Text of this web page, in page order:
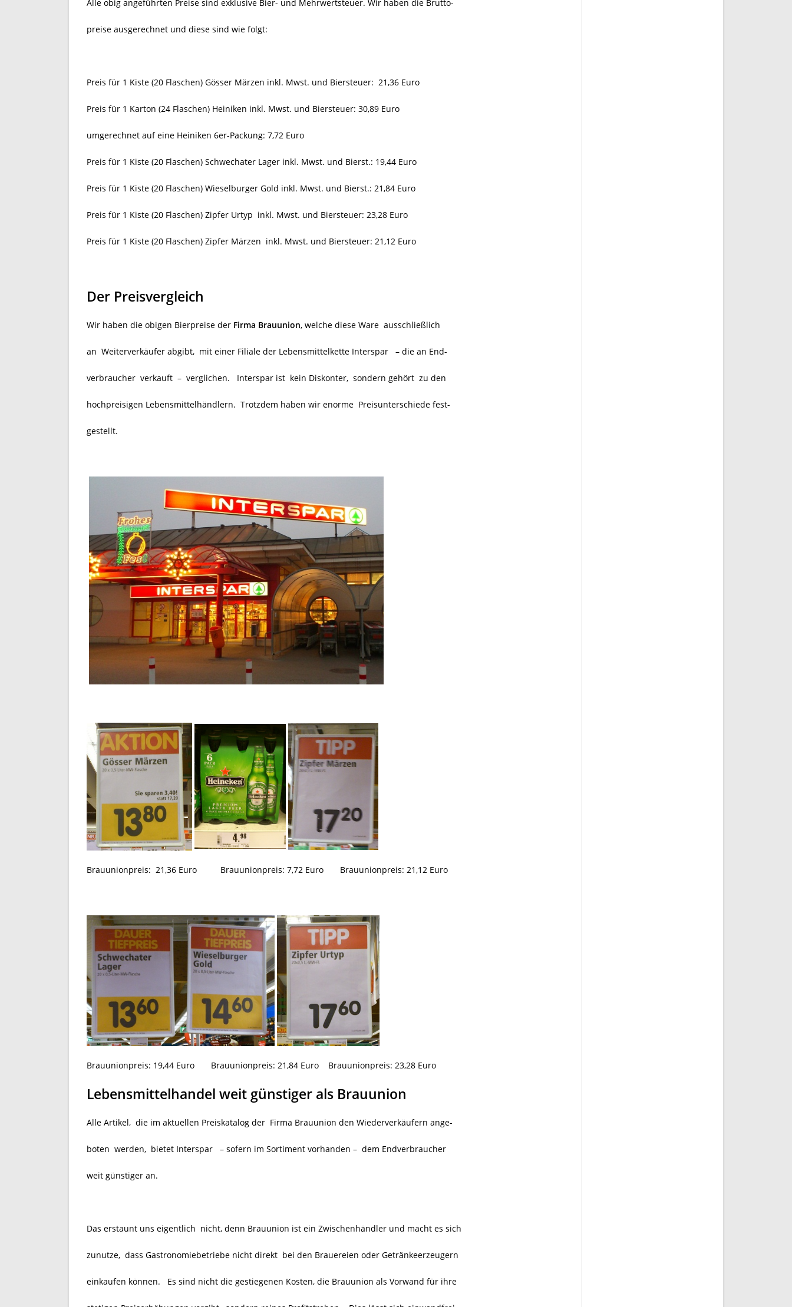
Alle obig angeführten Preise sind exklusive Bier- und Mehrwertsteuer. Wir haben die Brutto-
preise ausgerechnet und diese sind wie folgt:
Preis für 1 Kiste (20 Flaschen) Gösser Märzen inkl. Mwst. und Biersteuer: 21,36 Euro
Preis für 1 Karton (24 Flaschen) Heiniken inkl. Mwst. und Biersteuer: 30,89 Euro
umgerechnet auf eine Heiniken 6er-Packung: 7,72 Euro
Preis für 1 Kiste (20 Flaschen) Schwechater Lager inkl. Mwst. und Bierst.: 19,44 Euro
Preis für 1 Kiste (20 Flaschen) Wieselburger Gold inkl. Mwst. und Bierst.: 21,84 Euro
Preis für 1 Kiste (20 Flaschen) Zipfer Urtyp inkl. Mwst. und Biersteuer: 23,28 Euro
Preis für 1 Kiste (20 Flaschen) Zipfer Märzen inkl. Mwst. und Biersteuer: 21,12 Euro
Der Preisvergleich
Wir haben die obigen Bierpreise der Firma Brauunion, welche diese Ware ausschließlich
an Weiterverkäufer abgibt, mit einer Filiale der Lebensmittelkette Interspar – die an End-
verbraucher verkauft – verglichen. Interspar ist kein Diskonter, sondern gehört zu den
hochpreisigen Lebensmittelhändlern. Trotzdem haben wir enorme Preisunterschiede fest-
gestellt.
Brauunionpreis: 21,36 Euro Brauunionpreis: 7,72 Euro Brauunionpreis: 21,12 Euro
Brauunionpreis: 19,44 Euro Brauunionpreis: 21,84 Euro Brauunionpreis: 23,28 Euro
Lebensmittelhandel weit günstiger als Brauunion
Alle Artikel, die im aktuellen Preiskatalog der Firma Brauunion den Wiederverkäufern ange-
boten werden, bietet Interspar – sofern im Sortiment vorhanden – dem Endverbraucher
weit günstiger an.
Das erstaunt uns eigentlich nicht, denn Brauunion ist ein Zwischenhändler und macht es sich
zunutze, dass Gastronomiebetriebe nicht direkt bei den Brauereien oder Getränkeerzeugern
einkaufen können. Es sind nicht die gestiegenen Kosten, die Brauunion als Vorwand für ihre